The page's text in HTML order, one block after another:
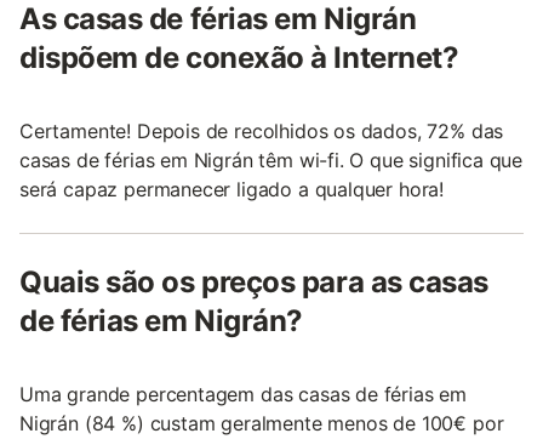
As casas de férias em Nigrán
dispõem de conexão à Internet?
Certamente! Depois de recolhidos os dados, 72% das
casas de férias em Nigrán têm wi-fi. O que significa que
será capaz permanecer ligado a qualquer hora!
Quais são os preços para as casas
de férias em Nigrán?
Uma grande percentagem das casas de férias em
Nigrán (84 %) custam geralmente menos de 100€ por